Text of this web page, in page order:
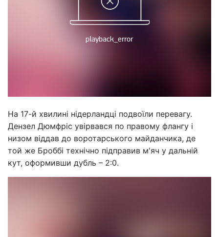
На 17-й хвилині нідерландці подвоїли перевагу.
Дензел Дюмфріс увірвався по правому флангу і
низом віддав до воротарського майданчика, де
той же Броббі технічно підправив м'яч у дальній
кут, оформивши дубль – 2:0.